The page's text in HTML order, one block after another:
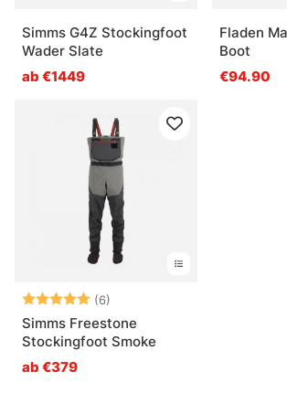
Simms G4Z Stockingfoot
Wader Slate
ab €1449
Fladen
Boot
€94.90
Bewertung:(6)
Simms Freestone
Stockingfoot Smoke
ab €379